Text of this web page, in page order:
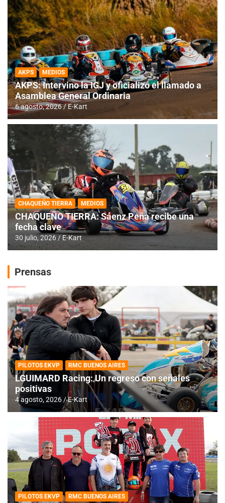
AKPS MEDIOS
AKPS: Intervino la IGJ y oficializó el llamado a
Asamblea General Ordinaria
6 agosto, 2026 E-Kart
CHAQUEÑO TIERRA MEDIOS
CHAQUEÑO TIERRA: Sáenz Peña recibe una
fecha clave
30 julio, 2026 E-Kart
Prensas
PILOTOS EKVP RMC BUENOS AIRES
LGUIMARD Racing: Un regreso con señales
positivas
4 agosto, 2026 E-Kart
PILOTOS EKVP RMC BUENOS AIRES